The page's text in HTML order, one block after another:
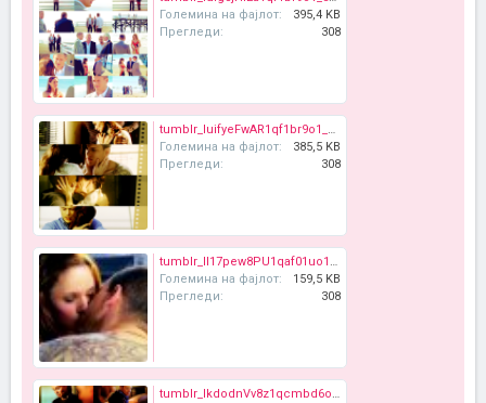
Големина на фајлот:
395,4 KB
Прегледи:
308
tumblr_luifyeFwAR1qf1br9o1_500_large.png
Големина на фајлот:
385,5 KB
Прегледи:
308
tumblr_ll17pew8PU1qaf01uo1_500_large.jpg
Големина на фајлот:
159,5 KB
Прегледи:
308
tumblr_lkdodnVv8z1qcmbd6o1_500_large.png